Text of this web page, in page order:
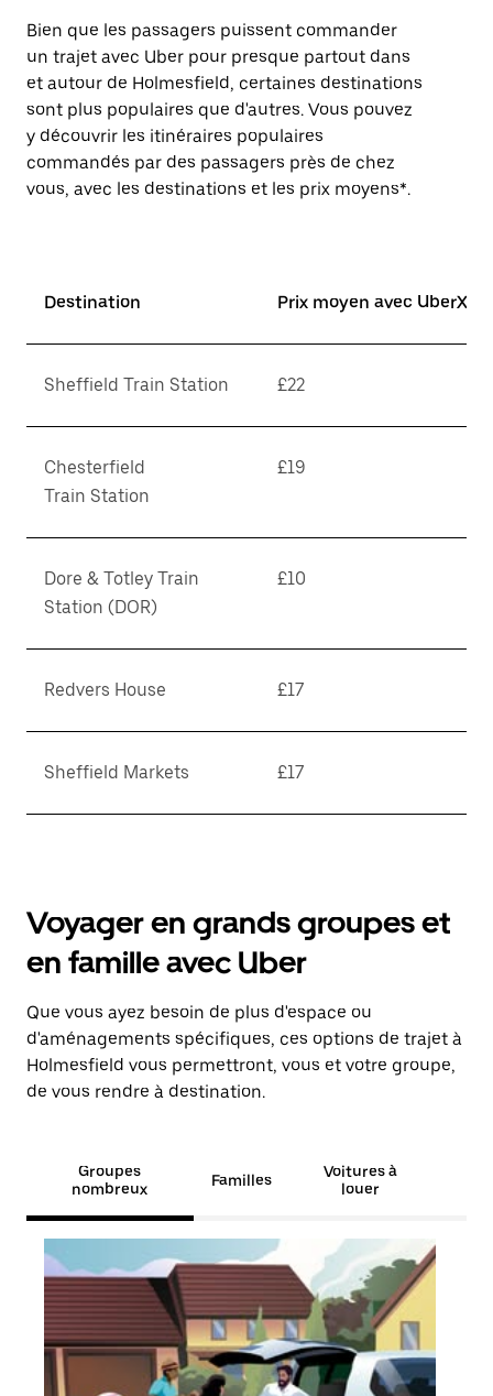
Bien que les passagers puissent commander
un trajet avec Uber pour presque partout dans
et autour de Holmesfield, certaines destinations
sont plus populaires que d'autres. Vous pouvez
y découvrir les itinéraires populaires
commandés par des passagers près de chez
vous, avec les destinations et les prix moyens*.
Destination Prix moyen avec UberX*
Sheffield Train Station £22
Chesterfield
Train Station
£19
Dore & Totley Train
Station (DOR)
£10
Redvers House £17
Sheffield Markets £17
Voyager en grands groupes et
en famille avec Uber
Que vous ayez besoin de plus d'espace ou
d'aménagements spécifiques, ces options de trajet à
Holmesfield vous permettront, vous et votre groupe,
de vous rendre à destination.
Groupes
nombreux
Familles
Voitures à
louer